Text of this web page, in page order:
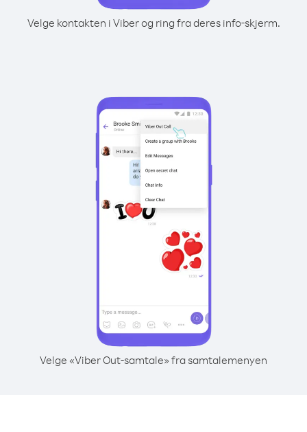
Velge kontakten i Viber og ring fra deres info-skjerm.
Velge «Viber Out-samtale» fra samtalemenyen